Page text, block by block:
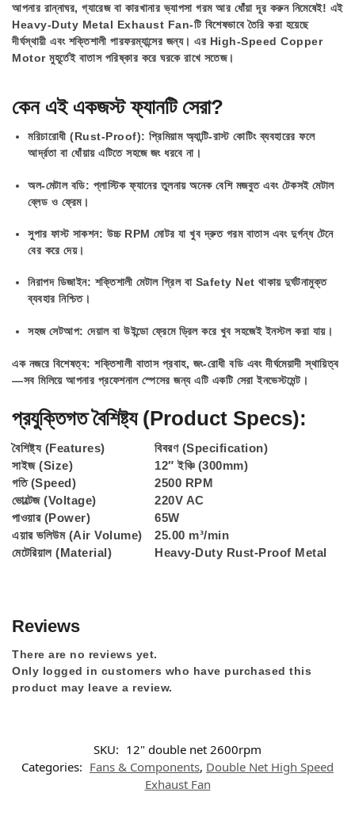
আপনার রান্নাঘর, গ্যারেজ বা কারখানার ভ্যাপসা গরম আর ধোঁয়া দূর করুন নিমেষেই! এই
Heavy-Duty Metal Exhaust Fan-টি বিশেষভাবে তৈরি করা হয়েছে
দীর্ঘস্থায়ী এবং শক্তিশালী পারফরম্যান্সের জন্য। এর High-Speed Copper
Motorমুহূর্তেই বাতাস পরিষ্কার করে ঘরকে রাখে সতেজ।
কেন এই একজস্ট ফ্যানটি সেরা?
মরিচারোধী (Rust-Proof): প্রিমিয়াম অ্যান্টি-রাস্ট কোটিং ব্যবহারের ফলে
আর্দ্রতা বা ধোঁয়ায় এটিতে সহজে জং ধরবে না।
অল-মেটাল বডি: প্লাস্টিক ফ্যানের তুলনায় অনেক বেশি মজবুত এবং টেকসই মেটাল
ব্লেড ও ফ্রেম।
সুপার ফাস্ট সাকশন: উচ্চ RPM মোটর যা খুব দ্রুত গরম বাতাস এবং দুর্গন্ধ টেনে
বের করে দেয়।
নিরাপদ ডিজাইন: শক্তিশালী মেটাল গ্রিল বা Safety Net থাকায় দুর্ঘটনামুক্ত
ব্যবহার নিশ্চিত।
সহজ সেটআপ: দেয়াল বা উইন্ডো ফ্রেমে ড্রিল করে খুব সহজেই ইনস্টল করা যায়।
এক নজরে বিশেষত্ব: শক্তিশালী বাতাস প্রবাহ, জং-রোধী বডি এবং দীর্ঘমেয়াদী স্থায়িত্ব
—সব মিলিয়ে আপনার প্রফেশনাল স্পেসের জন্য এটি একটি সেরা ইনভেস্টমেন্ট।
প্রযুক্তিগত বৈশিষ্ট্য (Product Specs):
বৈশিষ্ট্য (Features)
বিবরণ (Specification)
সাইজ (Size)
12″ ইঞ্চি (300mm)
গতি (Speed)
2500 RPM
ভোল্টেজ (Voltage)
220V AC
পাওয়ার (Power)
65W
এয়ার ভলিউম (Air Volume)
25.00 m³/min
মেটেরিয়াল (Material)
Heavy-Duty Rust-Proof Metal
Reviews
There are no reviews yet.
Only logged in customers who have purchased this
product may leave a review.
SKU: 12" double net 2600rpm
Categories: Fans & Components, Double Net High Speed
Exhaust Fan